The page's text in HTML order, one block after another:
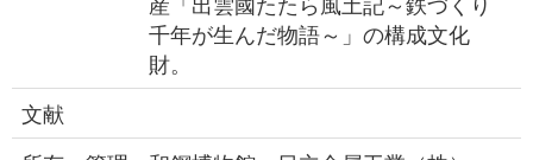
千年が生んだ物語～」の構成文化
財。
文献